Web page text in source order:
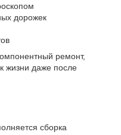
дорожек
ремонт,
жизни даже после
сборка